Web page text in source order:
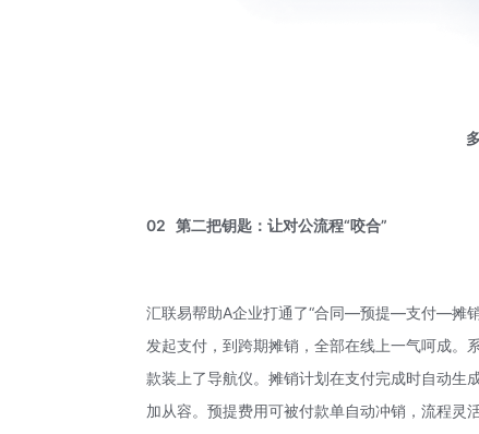
02第二把钥匙：让对公流程“咬合”
汇联易帮助A企业打通了“合同—预提—支付—摊销
发起支付，到跨期摊销，全部在线上一气呵成。
款装上了导航仪。摊销计划在支付完成时自动生
加从容。预提费用可被付款单自动冲销，流程灵活